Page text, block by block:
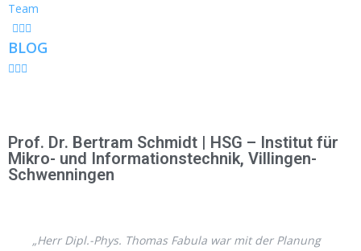
Team
BLOG
Prof. Dr. Bertram Schmidt | HSG – Institut für
Mikro- und Informationstechnik, Villingen-
Schwenningen
„Herr Dipl.-Phys. Thomas Fabula war mit der Planung